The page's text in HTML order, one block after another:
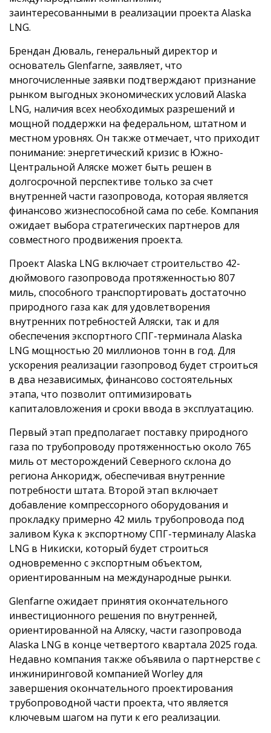
заинтересованными в реализации проекта Alaska
LNG.
Брендан Дюваль, генеральный директор и
основатель Glenfarne, заявляет, что
многочисленные заявки подтверждают признание
рынком выгодных экономических условий Alaska
LNG, наличия всех необходимых разрешений и
мощной поддержки на федеральном, штатном и
местном уровнях. Он также отмечает, что приходит
понимание: энергетический кризис в Южно-
Центральной Аляске может быть решен в
долгосрочной перспективе только за счет
внутренней части газопровода, которая является
финансово жизнеспособной сама по себе. Компания
ожидает выбора стратегических партнеров для
совместного продвижения проекта.
Проект Alaska LNG включает строительство 42-
дюймового газопровода протяженностью 807
миль, способного транспортировать достаточно
природного газа как для удовлетворения
внутренних потребностей Аляски, так и для
обеспечения экспортного СПГ-терминала Alaska
LNG мощностью 20 миллионов тонн в год. Для
ускорения реализации газопровод будет строиться
в два независимых, финансово состоятельных
этапа, что позволит оптимизировать
капиталовложения и сроки ввода в эксплуатацию.
Первый этап предполагает поставку природного
газа по трубопроводу протяженностью около 765
миль от месторождений Северного склона до
региона Анкоридж, обеспечивая внутренние
потребности штата. Второй этап включает
добавление компрессорного оборудования и
прокладку примерно 42 миль трубопровода под
заливом Кука к экспортному СПГ-терминалу Alaska
LNG в Никиски, который будет строиться
одновременно с экспортным объектом,
ориентированным на международные рынки.
Glenfarne ожидает принятия окончательного
инвестиционного решения по внутренней,
ориентированной на Аляску, части газопровода
Alaska LNG в конце четвертого квартала 2025 года.
Недавно компания также объявила о партнерстве с
инжиниринговой компанией Worley для
завершения окончательного проектирования
трубопроводной части проекта, что является
ключевым шагом на пути к его реализации.